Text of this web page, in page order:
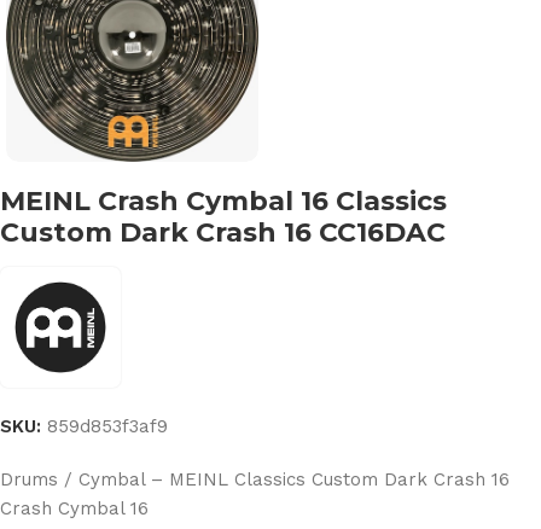
MEINL Crash Cymbal 16 Classics
Custom Dark Crash 16 CC16DAC
SKU: 859d853f3af9
Drums / Cymbal – MEINL Classics Custom Dark Crash 16
Crash Cymbal 16